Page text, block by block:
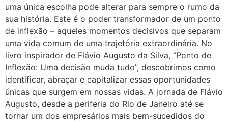
uma única escolha pode alterar para sempre o rumo da
sua história. Este é o poder transformador de um ponto
de inflexão – aqueles momentos decisivos que separam
uma vida comum de uma trajetória extraordinária. No
livro inspirador de Flávio Augusto da Silva, “Ponto de
Inflexão: Uma decisão muda tudo”, descobrimos como
identificar, abraçar e capitalizar essas oportunidades
únicas que surgem em nossas vidas. A jornada de Flávio
Augusto, desde a periferia do Rio de Janeiro até se
tornar um dos empresários mais bem-sucedidos do